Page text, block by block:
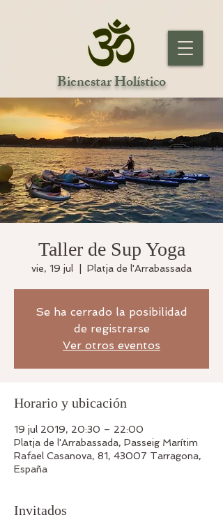
Bienestar Holístico
Taller de Sup Yoga
vie, 19 jul Platja de l'Arrabassada
Se ha cerrado la posibilidad
de registrarse
Ver otros eventos
Horario y ubicación
19 jul 2019, 20:30 – 22:00
Platja de l'Arrabassada, Passeig Marítim
Rafael Casanova, 81, 43007 Tarragona,
España
Invitados